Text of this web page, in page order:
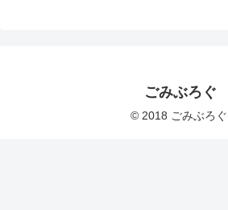
ごみぶろぐ
© 2018 ごみぶろぐ.